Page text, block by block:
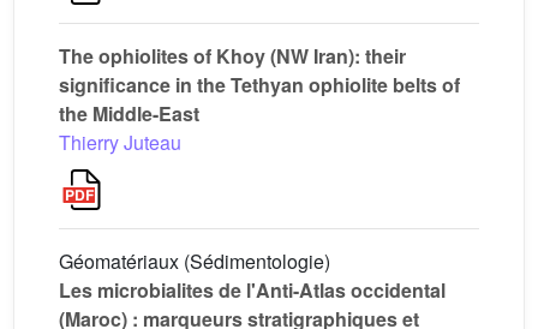
The ophiolites of Khoy (NW Iran): their
significance in the Tethyan ophiolite belts of
the Middle-East
Thierry Juteau
Géomatériaux (Sédimentologie)
Les microbialites de l'Anti-Atlas occidental
(Maroc) : marqueurs stratigraphiques et